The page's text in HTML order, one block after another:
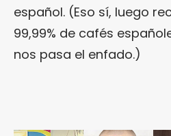
español. (Eso sí, luego
99,99% de cafés
nos pasa el enfado.)